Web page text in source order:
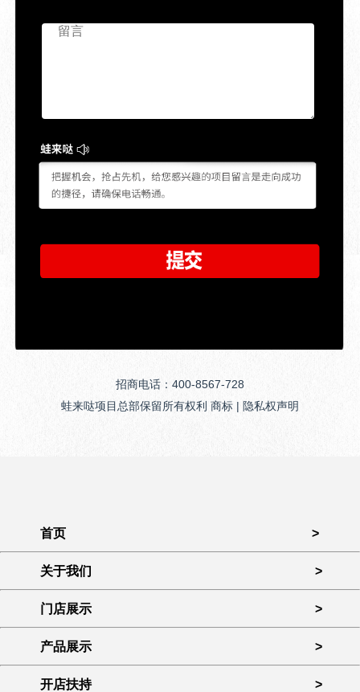
招商电话：400-8567-728
蛙来哒项目总部保留所有权利 商标 | 隐私权声明
首页 >
关于我们 >
门店展示 >
产品展示 >
开店扶持 >